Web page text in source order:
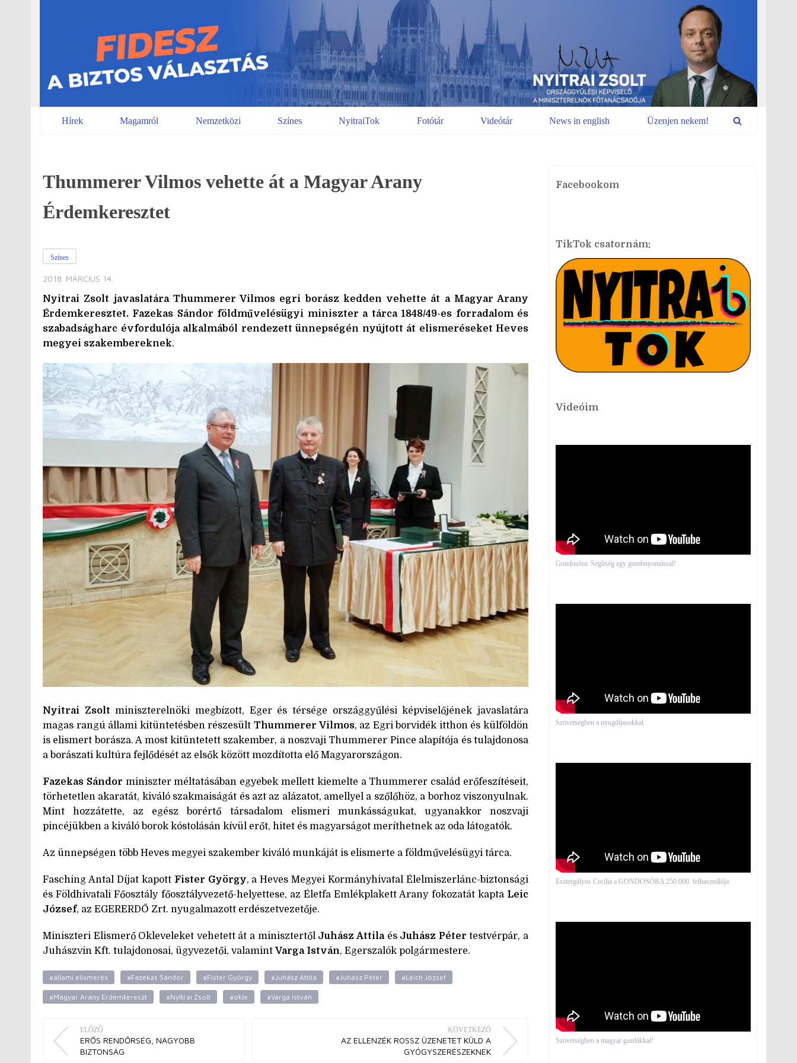
Hírek Magamról Nemzetközi Színes NyitraiTok Fotótár Videótár News in english Üzenjen nekem!
Thummerer Vilmos vehette át a Magyar Arany
Érdemkeresztet
Színes
2018. MÁRCIUS 14.
Nyitrai Zsolt javaslatára Thummerer Vilmos egri borász kedden vehette át a Magyar Arany
Érdemkeresztet. Fazekas Sándor földművelésügyi miniszter a tárca 1848/49-es forradalom és
szabadságharc évfordulója alkalmából rendezett ünnepségén nyújtott át elismeréseket Heves
megyei szakembereknek.
Nyitrai Zsolt miniszterelnöki megbízott, Eger és térsége országgyűlési képviselőjének javaslatára
magas rangú állami kitüntetésben részesült Thummerer Vilmos, az Egri borvidék itthon és külföldön
is elismert borásza. A most kitüntetett szakember, a noszvaji Thummerer Pince alapítója és tulajdonosa
a borászati kultúra fejlődését az elsők között mozdította elő Magyarországon.
Fazekas Sándor miniszter méltatásában egyebek mellett kiemelte a Thummerer család erőfeszítéseit,
törhetetlen akaratát, kiváló szakmaiságát és azt az alázatot, amellyel a szőlőhöz, a borhoz viszonyulnak.
Mint hozzátette, az egész borértő társadalom elismeri munkásságukat, ugyanakkor noszvaji
pincéjükben a kiváló borok kóstolásán kívül erőt, hitet és magyarságot meríthetnek az oda látogatók.
Az ünnepségen több Heves megyei szakember kiváló munkáját is elismerte a földművelésügyi tárca.
Fasching Antal Díjat kapott Fister György, a Heves Megyei Kormányhivatal Élelmiszerlánc-biztonsági
és Földhivatali Főosztály főosztályvezető-helyettese, az Életfa Emlékplakett Arany fokozatát kapta Leic
József, az EGERERDŐ Zrt. nyugalmazott erdészetvezetője.
Miniszteri Elismerő Okleveleket vehetett át a minisztertől Juhász Attilaés Juhász Péter testvérpár, a
Juhászvin Kft. tulajdonosai, ügyvezetői, valamint Varga István, Egerszalók polgármestere.
#állami elismerés #Fazekas Sándor #Fister György #Juhász Attila #Juhász Péter #Leich József
#Magyar Arany Érdemkereszt #Nyitrai Zsolt #okle #Varga István
ELŐZŐ
ERŐS RENDŐRSÉG, NAGYOBB
BIZTONSÁG
KÖVETKEZŐ
AZ ELLENZÉK ROSSZ ÜZENETET KÜLD A
GYÓGYSZERÉSZEKNEK
Facebookom
TikTok csatornám:
Videóim
Gondosóra: Segítség egy gombnyomással!
Szövetségben a nyugdíjasokkal
Esztergályos Cecília a GONDOSÓRA 250 000. felhasználója
Szövetségben a magyar gazdákkal!